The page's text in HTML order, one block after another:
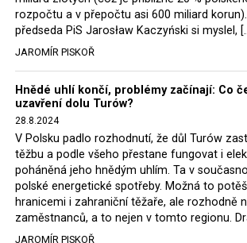
představit, že by o takové věci
Bodnar. Musel získat politický souhlas
Stále jsou totiž platné argumenty
že důl i elektrárna jsou – kromě
polského energetického mixu –
se svými dceřinými společnostmi
tisíc lidí. Navíc s činností dolu a
souvisí dalších několik desítek tisíc
regionu. Zelená politika ale opět
Rozhodnutí polského ministra
německé, české a polské ekology, kteří
rozpočtu a v přepočtu asi 600 miliard
předseda PiS Jarosław Kaczyński si myslel,
JAROMÍR PISKOŘ
Hnědé uhlí končí, problémy začínají: Co
uzavření dolu Turów?
28.8.2024
V Polsku padlo rozhodnutí, že důl Turów
těžbu a podle všeho přestane fungovat i
poháněná jeho hnědým uhlím. Ta v
polské energetické spotřeby. Možná to
hranicemi i zahraniční těžaře, ale rozhodně
zaměstnanců, a to nejen v tomto regionu.
JAROMÍR PISKOŘ